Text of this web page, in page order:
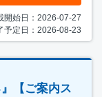
開始日：2026-07-27
予定日：2026-08-23
【ご案内ス